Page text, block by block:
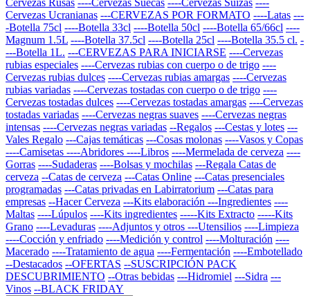
Cervezas Rusas ----Cervezas Suecas ----Cervezas Suizas ----
Cervezas Ucranianas ---CERVEZAS POR FORMATO ----Latas ---
-Botella 75cl ----Botella 33cl ----Botella 50cl ----Botella 65/66cl ----
Magnum 1.5L ----Botella 37.5cl ----Botella 25cl ----Botella 35.5 cl. -
---Botella 1L. ---CERVEZAS PARA INICIARSE ----Cervezas
rubias especiales ----Cervezas rubias con cuerpo o de trigo ----
Cervezas rubias dulces ----Cervezas rubias amargas ----Cervezas
rubias variadas ----Cervezas tostadas con cuerpo o de trigo ----
Cervezas tostadas dulces ----Cervezas tostadas amargas ----Cervezas
tostadas variadas ----Cervezas negras suaves ----Cervezas negras
intensas ----Cervezas negras variadas --Regalos ---Cestas y lotes ---
Vales Regalo ---Cajas temáticas ---Cosas molonas ----Vasos y Copas
----Camisetas ----Abridores ----Libros ----Mermelada de cerveza ----
Gorras ----Sudaderas ----Bolsas y mochilas ---Regala Catas de
cerveza --Catas de cerveza ---Catas Online ---Catas presenciales
programadas ---Catas privadas en Labirratorium ---Catas para
empresas --Hacer Cerveza ---Kits elaboración ---Ingredientes ----
Maltas ----Lúpulos ----Kits ingredientes -----Kits Extracto -----Kits
Grano ----Levaduras ----Adjuntos y otros ---Utensilios ----Limpieza
----Cocción y enfriado ----Medición y control ----Molturación ----
Macerado ----Tratamiento de agua ----Fermentación ----Embotellado
--Destacados --OFERTAS --SUSCRIPCIÓN PACK
DESCUBRIMIENTO --Otras bebidas ---Hidromiel ---Sidra ---
Vinos --BLACK FRIDAY